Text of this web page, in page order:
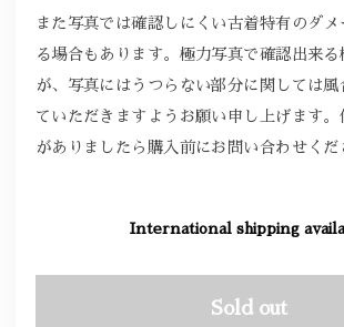
また写真では確認しにくい古着特有のダメ
る場合もあります。極力写真で確認出来る
が、写真にはうつらない部分に関しては風
ていただきますようお願い申し上げます。
がありましたら購入前にお問い合わせくだ
International shipping
Sold out